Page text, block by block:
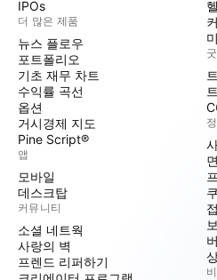
IPOs
더 많은 제품
뉴스 플로우
포트폴리오
기초 재무 차트
수익률 곡선
옵션
거시경제 지도
Pine Script®
앱
모바일
데스크탑
커뮤니티
소셜 네트웍
사랑의 벽
프렌드 리퍼하기